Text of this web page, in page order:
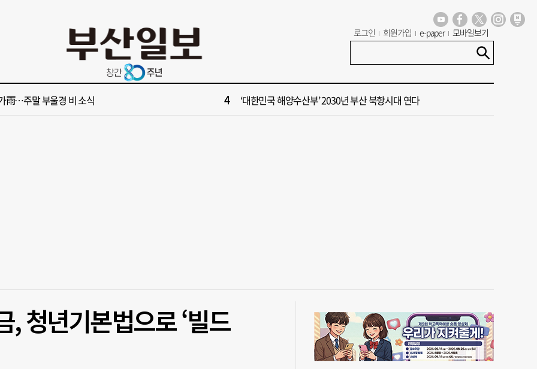
로그인 회원가입 e-paper 모바일보기
공인중개사 명의 빌려 대표 행세… 수억 원 챙긴 60대 등 3명 송치 부산 다세대주택서 변기 수리 중 흉기 사건… 30대 여성 현행범 체포
] 제15호 태풍 '찬홈' 북상 중…일본 관통 후 우리나라에 단비 선물 부산 서구, 부산 최초 기초생활수급자 ‘이사비· 생필품비’ 지원
雨…주말 부울경 비 소식 4 ‘대한민국 해양수산부’ 2030년 부산 북항시대 연다
청년기본법으로 ‘빌드